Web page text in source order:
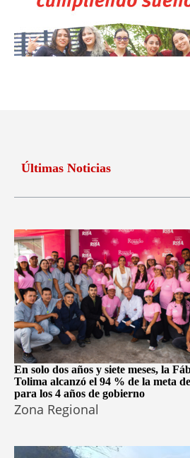
Últimas Noticias
En solo dos años y siete meses, la
Tolima alcanzó el 94 % de la meta
para los 4 años de gobierno
Zona Regional